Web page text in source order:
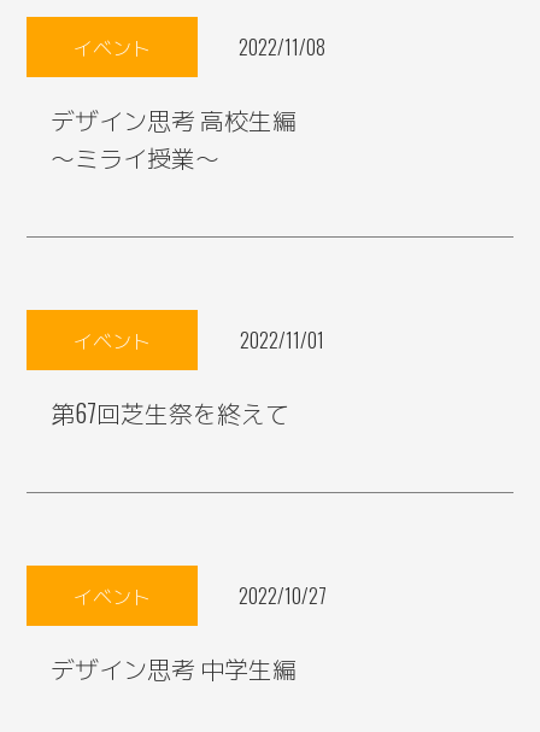
2022/11/08
イベント
デザイン思考 高校生編
～ミライ授業～
2022/11/01
イベント
第67回芝生祭を終えて
2022/10/27
イベント
デザイン思考 中学生編